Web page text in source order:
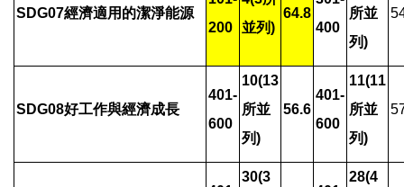
SDG07經濟適用的潔淨能源
200
並列)
64.8
400
所並
列)
SDG08好工作與經濟成長
401-
600
10(13
所並
列)
56.6
401-
600
11(11
所並
列)
30(3
28(4